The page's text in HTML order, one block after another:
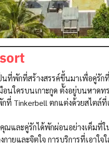
นที่พักที่สร้างสรรค์ขึ้นมาเพื่อคู่รั
นใครบนเกาะกูด ตั้งอยู่บนหาด
ที่ Tinkerbell ตกแต่งด้วยสไตล์ที่
และคู่รักได้พักผ่อนอย่างเต็มที่
ยและจิตใจ การบริการที่เอาใจ